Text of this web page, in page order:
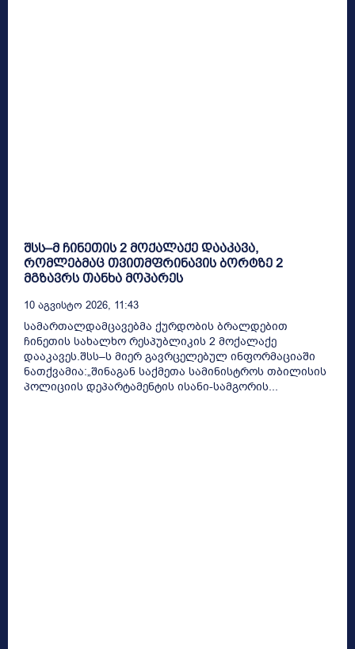
შსს–მ ჩინეთის 2 მოქალაქე დააკავა,
რომლებმაც თვითმფრინავის ბორტზე 2
მგზავრს თანხა მოპარეს
10 Აგვისტო 2026, 11:43
სამართალდამცავებმა ქურდობის ბრალდებით
ჩინეთის სახალხო რესპუბლიკის 2 მოქალაქე
დააკავეს.შსს–ს მიერ გავრცელებულ ინფორმაციაში
ნათქვამია:„შინაგან საქმეთა სამინისტროს თბილისის
პოლიციის დეპარტამენტის ისანი-სამგორის...